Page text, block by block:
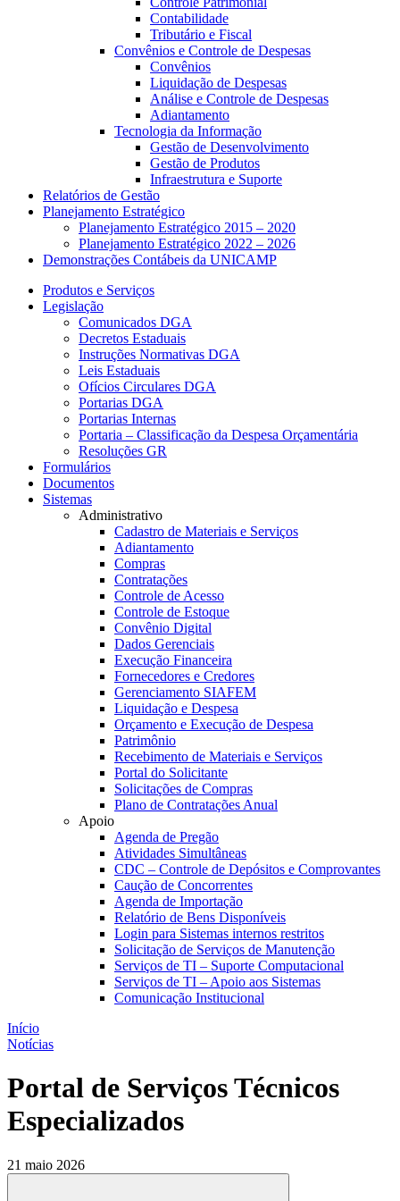
Contabilidade
Tributário e Fiscal
Convênios e Controle de Despesas
Convênios
Liquidação de Despesas
Análise e Controle de Despesas
Adiantamento
Tecnologia da Informação
Gestão de Desenvolvimento
Gestão de Produtos
Infraestrutura e Suporte
Relatórios de Gestão
Planejamento Estratégico
Planejamento Estratégico 2015 – 2020
Planejamento Estratégico 2022 – 2026
Demonstrações Contábeis da UNICAMP
Produtos e Serviços
Legislação
Comunicados DGA
Decretos Estaduais
Instruções Normativas DGA
Leis Estaduais
Ofícios Circulares DGA
Portarias DGA
Portarias Internas
Portaria – Classificação da Despesa Orçamentária
Resoluções GR
Formulários
Documentos
Sistemas
Administrativo
Cadastro de Materiais e Serviços
Adiantamento
Compras
Contratações
Controle de Acesso
Controle de Estoque
Convênio Digital
Dados Gerenciais
Execução Financeira
Fornecedores e Credores
Gerenciamento SIAFEM
Liquidação e Despesa
Orçamento e Execução de Despesa
Patrimônio
Recebimento de Materiais e Serviços
Portal do Solicitante
Solicitações de Compras
Plano de Contratações Anual
Apoio
Agenda de Pregão
Atividades Simultâneas
CDC – Controle de Depósitos e Comprovantes
Caução de Concorrentes
Agenda de Importação
Relatório de Bens Disponíveis
Login para Sistemas internos restritos
Solicitação de Serviços de Manutenção
Serviços de TI – Suporte Computacional
Serviços de TI – Apoio aos Sistemas
Comunicação Institucional
Início
Notícias
Portal de Serviços Técnicos
Especializados
21 maio 2026